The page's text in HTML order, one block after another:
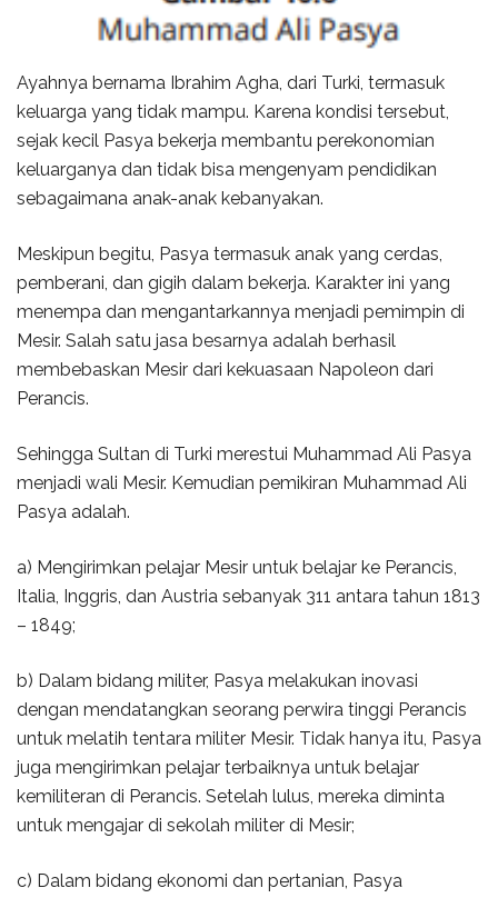
Ayahnya bernama Ibrahim Agha, dari Turki, termasuk
keluarga yang tidak mampu. Karena kondisi tersebut,
sejak kecil Pasya bekerja membantu perekonomian
keluarganya dan tidak bisa mengenyam pendidikan
sebagaimana anak-anak kebanyakan.
Meskipun begitu, Pasya termasuk anak yang cerdas,
pemberani, dan gigih dalam bekerja. Karakter ini yang
menempa dan mengantarkannya menjadi pemimpin di
Mesir. Salah satu jasa besarnya adalah berhasil
membebaskan Mesir dari kekuasaan Napoleon dari
Perancis.
Sehingga Sultan di Turki merestui Muhammad Ali Pasya
menjadi wali Mesir. Kemudian pemikiran Muhammad Ali
Pasya adalah.
a) Mengirimkan pelajar Mesir untuk belajar ke Perancis,
Italia, Inggris, dan Austria sebanyak 311 antara tahun 1813
– 1849;
b) Dalam bidang militer, Pasya melakukan inovasi
dengan mendatangkan seorang perwira tinggi Perancis
untuk melatih tentara militer Mesir. Tidak hanya itu, Pasya
juga mengirimkan pelajar terbaiknya untuk belajar
kemiliteran di Perancis. Setelah lulus, mereka diminta
untuk mengajar di sekolah militer di Mesir;
c) Dalam bidang ekonomi dan pertanian, Pasya